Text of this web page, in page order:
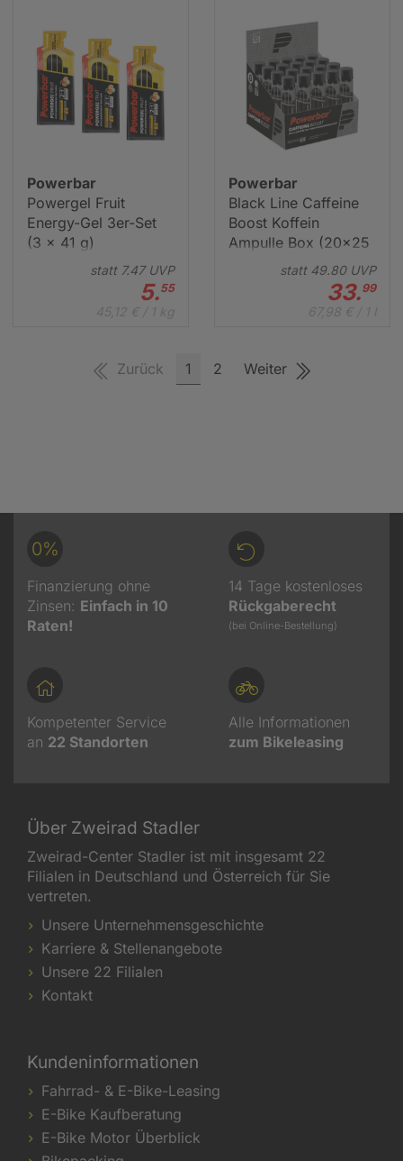
Powerbar
Powergel Fruit
Energy-Gel 3er-Set
(3 x 41 g)
statt 7.47UVP
5.55
Powerbar
Black Line Caffeine
Boost Koffein
Ampulle Box (20x25
statt 49.80UVP
33.99
Zurück 1 2 Weiter
0%
Finanzierung ohne
Zinsen: Einfach in 10
Raten!
14 Tage kostenloses
Rückgaberecht
(bei Online-Bestellung)
Kompetenter Service
an 22 Standorten
Alle Informationen
zum Bikeleasing
Über Zweirad Stadler
Zweirad-Center Stadler ist mit insgesamt 22
Filialen in Deutschland und Österreich für Sie
vertreten.
Unsere Unternehmensgeschichte
Karriere & Stellenangebote
Unsere 22 Filialen
Kontakt
Kundeninformationen
Fahrrad- & E-Bike-Leasing
E-Bike Kaufberatung
E-Bike Motor Überblick